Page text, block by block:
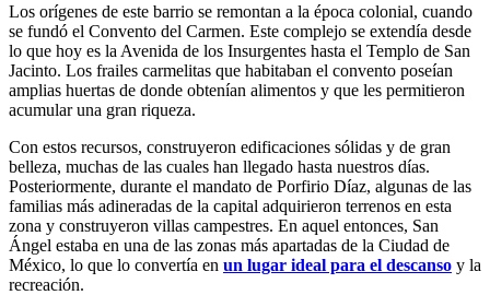
Los orígenes de este barrio se remontan a la época colonial, cuando
se fundó el Convento del Carmen. Este complejo se extendía desde
lo que hoy es la Avenida de los Insurgentes hasta el Templo de San
Jacinto. Los frailes carmelitas que habitaban el convento poseían
amplias huertas de donde obtenían alimentos y que les permitieron
acumular una gran riqueza.
Con estos recursos, construyeron edificaciones sólidas y de gran
belleza, muchas de las cuales han llegado hasta nuestros días.
Posteriormente, durante el mandato de Porfirio Díaz, algunas de las
familias más adineradas de la capital adquirieron terrenos en esta
zona y construyeron villas campestres. En aquel entonces, San
Ángel estaba en una de las zonas más apartadas de la Ciudad de
México, lo que lo convertía en un lugar ideal para el descanso y la
recreación.